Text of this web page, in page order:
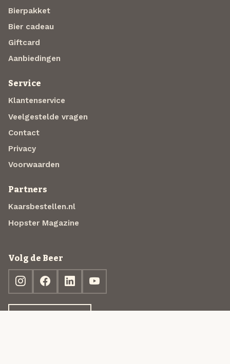
Bierpakket
Bier cadeau
Giftcard
Aanbiedingen
Service
Klantenservice
Veelgestelde vragen
Contact
Privacy
Voorwaarden
Partners
Kaarsbestellen.nl
Hopster Magazine
Volg de Beer